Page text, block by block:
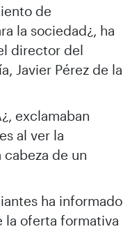
de
la sociedad¿, ha
director del
Javier Pérez de la
exclamaban
al ver la
de un
ha informado
la oferta formativa